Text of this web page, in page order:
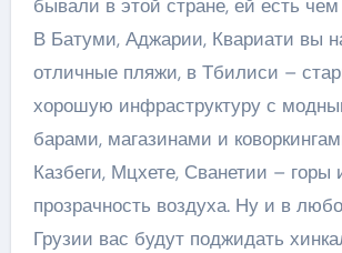
бывали в этой стране, ей есть
В Батуми, Аджарии, Квариати вы
отличные пляжи, в Тбилиси –
хорошую инфраструктуру с
барами, магазинами и
Казбеги, Мцхете, Сванетии – горы
прозрачность воздуха. Ну и в
Грузии вас будут поджидать